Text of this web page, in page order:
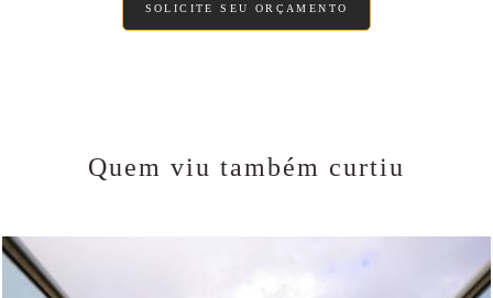
SOLICITE SEU ORÇAMENTO
Quem viu também curtiu